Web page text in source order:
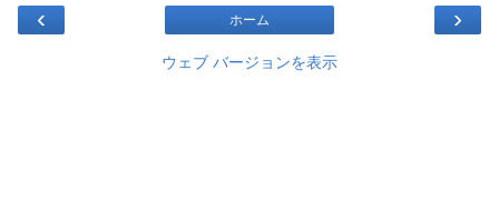
‹ ›
ホーム
ウェブ バージョンを表示